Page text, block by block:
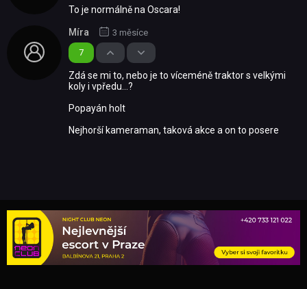
To je normálně na Oscara!
7
Míra 3 měsíce
Zdá se mi to, nebo je to víceméně traktor s velkými
koly i vpředu...?
Popayán holt
Nejhorší kameraman, taková akce a on to posere